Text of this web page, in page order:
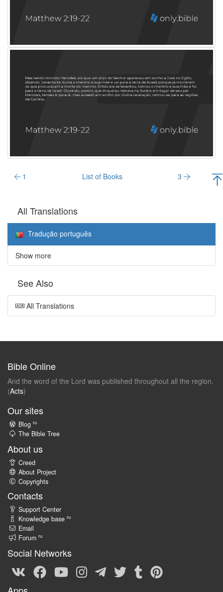
1 List of Books 3
All Translations
Tradução português
Show more
See Also
All Translations
Bible Online
And the word of the Lord was published throughout all the region.
(Acts)
Our sites
Blog ru
The Bible Tree
About us
Creed
About Project
Copyrights
Contacts
Support Center
Knowledge base ru
Email
Forum ru
Social Networks